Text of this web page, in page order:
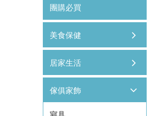
團購必買
美食保健
居家生活
傢俱家飾